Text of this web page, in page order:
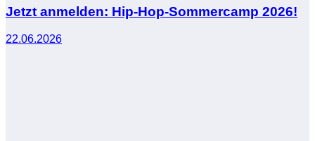
Jetzt anmelden: Hip-Hop-Sommercamp 2026!
22.06.2026